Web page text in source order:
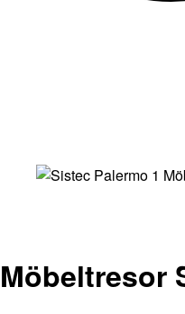
Möbeltresor